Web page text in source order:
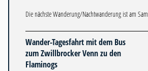
Die nächste Wanderung/Nachtwanderung ist am
Wander-Tagesfahrt mit dem Bus
zum Zwillbrocker Venn zu den
Flaminogs